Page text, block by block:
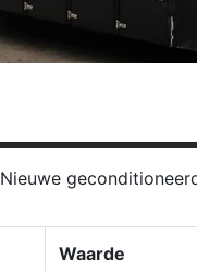
Nieuwe
Waarde